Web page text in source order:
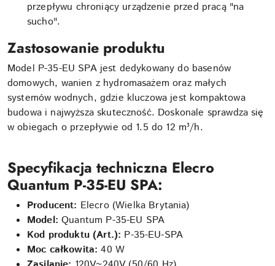
przepływu chroniący urządzenie przed pracą "na
sucho".
Zastosowanie produktu
Model P-35-EU SPA jest dedykowany do basenów
domowych, wanien z hydromasażem oraz małych
systemów wodnych, gdzie kluczowa jest kompaktowa
budowa i najwyższa skuteczność. Doskonale sprawdza się
w obiegach o przepływie od 1.5 do 12 m³/h.
Specyfikacja techniczna Elecro
Quantum P-35-EU SPA:
Producent: Elecro (Wielka Brytania)
Model: Quantum P-35-EU SPA
Kod produktu (Art.): P-35-EU-SPA
Moc całkowita: 40 W